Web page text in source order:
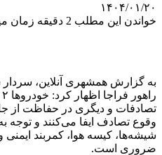
۱۴۰۴/۰۱/۲۰
خواندن این مطلب 2 دقیقه زمان میبرد
به گزارش همشهری آنلاین،
تصادفات و دیگری در حفاظت از
وقوع تصادف ایفا می‌کنند و توجه
شیشه‌ها، کیسه هوا، کمربند
ضروری است.